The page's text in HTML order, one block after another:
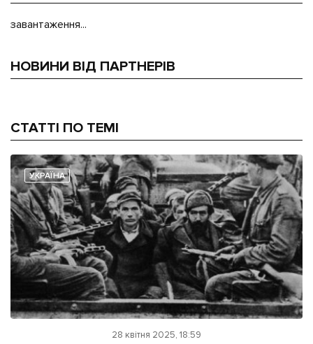
завантаження...
НОВИНИ ВІД ПАРТНЕРІВ
СТАТТІ ПО ТЕМІ
УКРАЇНА
28 квітня 2025, 18:59